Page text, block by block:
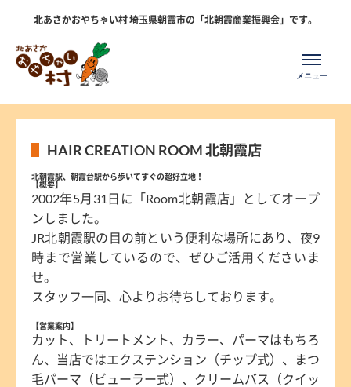
北あさかおやちゃい村 埼玉県朝霞市の「北朝霞商業振興会」です。
HAIR CREATION ROOM 北朝霞店
北朝霞駅、朝霞台駅から歩いてすぐの超好立地！
【概要】
2002年5月31日に「Room北朝霞店」としてオープ
ンしました。
JR北朝霞駅の目の前という便利な場所にあり、夜9
時まで営業しているので、ぜひご活用くださいま
せ。
スタッフ一同、心よりお待ちしております。
【営業案内】
カット、トリートメント、カラー、パーマはもちろ
ん、当店ではエクステンション（チップ式）、まつ
毛パーマ（ビューラー式）、クリームバス（クイッ